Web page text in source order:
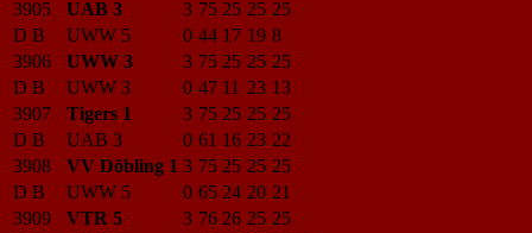
3905
UAB 3 3 75 25 25 25
D B
UWW 5 0 44 17 19 8
3906
UWW 3 3 75 25 25 25
D B
UWW 3 0 47 11 23 13
3907
Tigers 1 3 75 25 25 25
D B
UAB 3 0 61 16 23 22
3908
VV Döbling 1 3 75 25 25 25
D B
UWW 5 0 65 24 20 21
3909
VTR 5 3 76 26 25 25